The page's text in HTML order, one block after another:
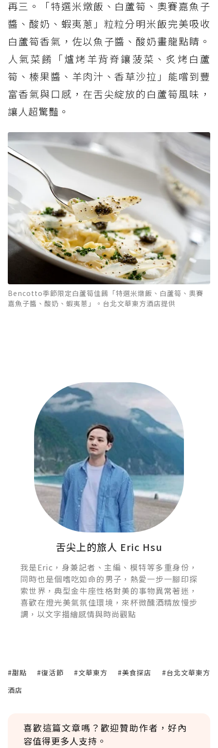
再三。「特選米燉飯、白蘆筍、奧賽嘉魚子
醬、酸奶、蝦夷蔥」粒粒分明米飯完美吸收
白蘆筍香氣，佐以魚子醬、酸奶畫龍點睛。
人氣菜餚「爐烤羊背脊鑲菠菜、炙烤白蘆
筍、榛果醬、羊肉汁、香草沙拉」能嚐到豐
富香氣與口感，在舌尖綻放的白蘆筍風味，
讓人超驚豔。
Bencotto季節限定白蘆筍佳餚「特選米燉飯、白蘆筍、奧賽
嘉魚子醬、酸奶、蝦夷蔥」。台北文華東方酒店提供
舌尖上的旅人 Eric Hsu
我是Eric，身兼記者、主編、模特等多重身份，
同時也是個嗜吃如命的男子，熱愛一步一腳印探
索世界，典型金牛座性格對美的事物異常著迷，
喜歡在燈光美氣氛佳環境，來杯微醺酒精放慢步
調，以文字描繪感情與時尚觀點
#甜點 #復活節 #文華東方 #美食探店
#台北文華東方
酒店
喜歡這篇文章嗎？歡迎贊助作者，好內
容值得更多人支持。